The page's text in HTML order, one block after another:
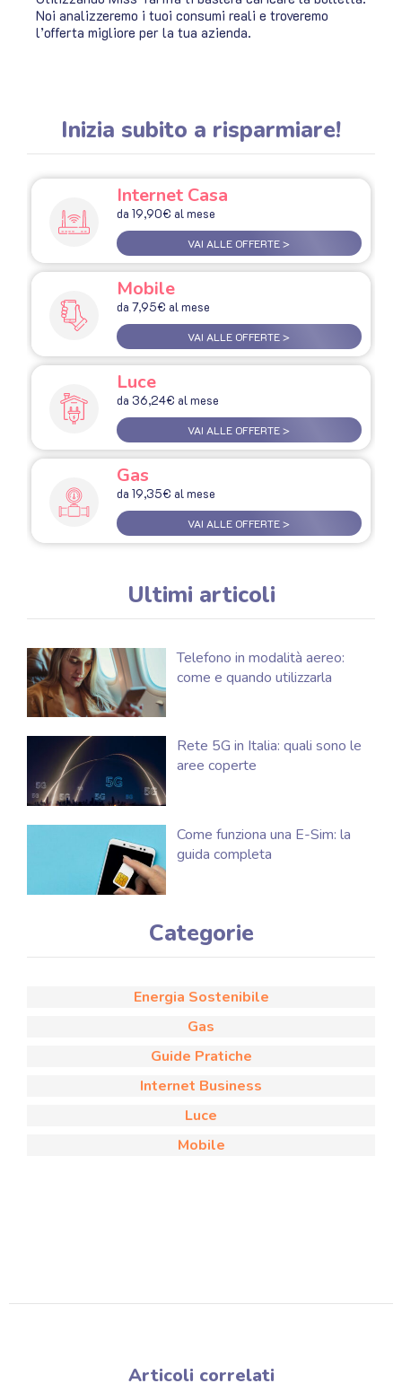
Noi analizzeremo i tuoi consumi reali e troveremo
l’offerta migliore per la tua azienda.
Inizia subito a risparmiare!
Internet Casa
da 19,90€ al mese
VAI ALLE OFFERTE >
Mobile
da 7,95€ al mese
VAI ALLE OFFERTE >
Luce
da 36,24€ al mese
VAI ALLE OFFERTE >
Gas
da 19,35€ al mese
VAI ALLE OFFERTE >
Ultimi articoli
Telefono in modalità aereo:
come e quando utilizzarla
Rete 5G in Italia: quali sono le
aree coperte
Come funziona una E-Sim: la
guida completa
Categorie
Energia Sostenibile
Gas
Guide Pratiche
Internet Business
Luce
Mobile
Articoli correlati